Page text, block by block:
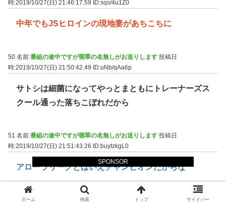
SPONSOR
時:2019/10/27(日) 21:46:17.59
ID:sqs/4u1Z0
中年でもJSヒロインの現地妻があちこちに
50 名前:番組の途中ですが翡翠の名無しがお送りします 投稿日
時:2019/10/27(日) 21:50:42.49 ID:uNb/qAa6p
サトシは細菌になってやっとまともにトレーナーズス
クール通った落ちこぼれだから
51 名前:番組の途中ですが翡翠の名無しがお送りします 投稿日
時:2019/10/27(日) 21:51:43.26
ID:buytzkgL0
アローラリーグとはいえチャンピオンだからな
52 名前:番組の途中ですが翡翠の名無しがお送りします
ホーム 検索 トップ サイドバー